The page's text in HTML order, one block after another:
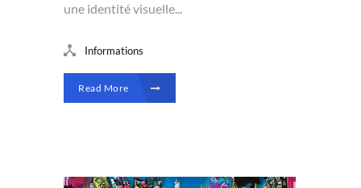
une identité visuelle...
Informations
Read More